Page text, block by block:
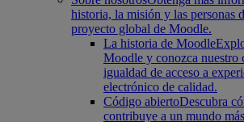
historia, la misión y las personas
proyecto global de Moodle.
La historia de Moodle
Moodle y conozca nuestro
igualdad de acceso a
electrónico de calidad.
Código abiertoDescubra
contribuye a un mundo